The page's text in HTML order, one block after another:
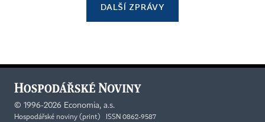
DALŠÍ ZPRÁVY
© 1996-2026 Economia, a.s.
Hospodářské noviny (print) ISSN 0862-9587